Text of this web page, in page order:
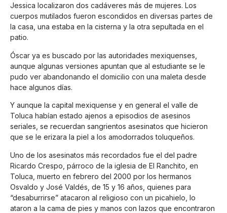
Jessica localizaron dos cadáveres más de mujeres. Los
cuerpos mutilados fueron escondidos en diversas partes de
la casa, una estaba en la cisterna y la otra sepultada en el
patio.
Óscar ya es buscado por las autoridades mexiquenses,
aunque algunas versiones apuntan que al estudiante se le
pudo ver abandonando el domicilio con una maleta desde
hace algunos días.
Y aunque la capital mexiquense y en general el valle de
Toluca habían estado ajenos a episodios de asesinos
seriales, se recuerdan sangrientos asesinatos que hicieron
que se le erizara la piel a los amodorrados toluqueños.
Uno de los asesinatos más recordados fue el del padre
Ricardo Crespo, párroco de la iglesia de El Ranchito, en
Toluca, muerto en febrero del 2000 por los hermanos
Osvaldo y José Valdés, de 15 y 16 años, quienes para
“desaburrirse” atacaron al religioso con un picahielo, lo
ataron a la cama de pies y manos con lazos que encontraron